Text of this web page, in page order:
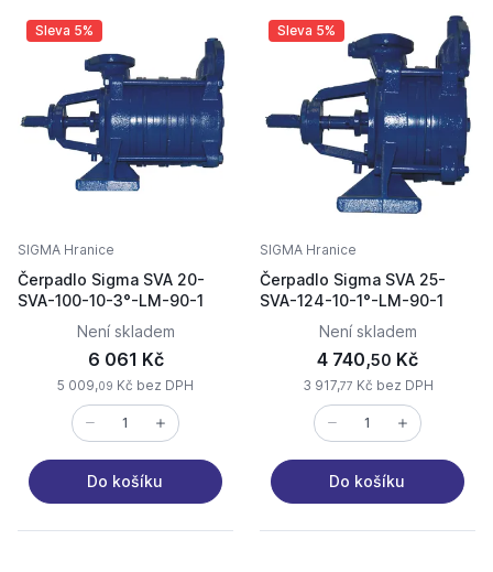
Sleva 5%
SIGMA Hranice
Čerpadlo Sigma SVA 20-
SVA-100-10-3°-LM-90-1
Není skladem
6 061 Kč
5 009,09 Kč bez DPH
Do košíku
Sleva 5%
SIGMA Hranice
Čerpadlo Sigma SVA 25-
SVA-124-10-1°-LM-90-1
Není skladem
4 740,50 Kč
3 917,77 Kč bez DPH
Do košíku